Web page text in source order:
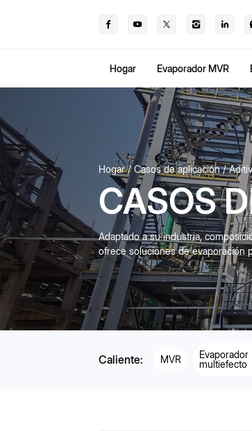
Hogar Evaporador MVR
Hogar Casos de aplicación
CASOS
Adaptado a su industria,
ofrece soluciones de evaporación
Caliente: MVR
Evaporador
multiefecto